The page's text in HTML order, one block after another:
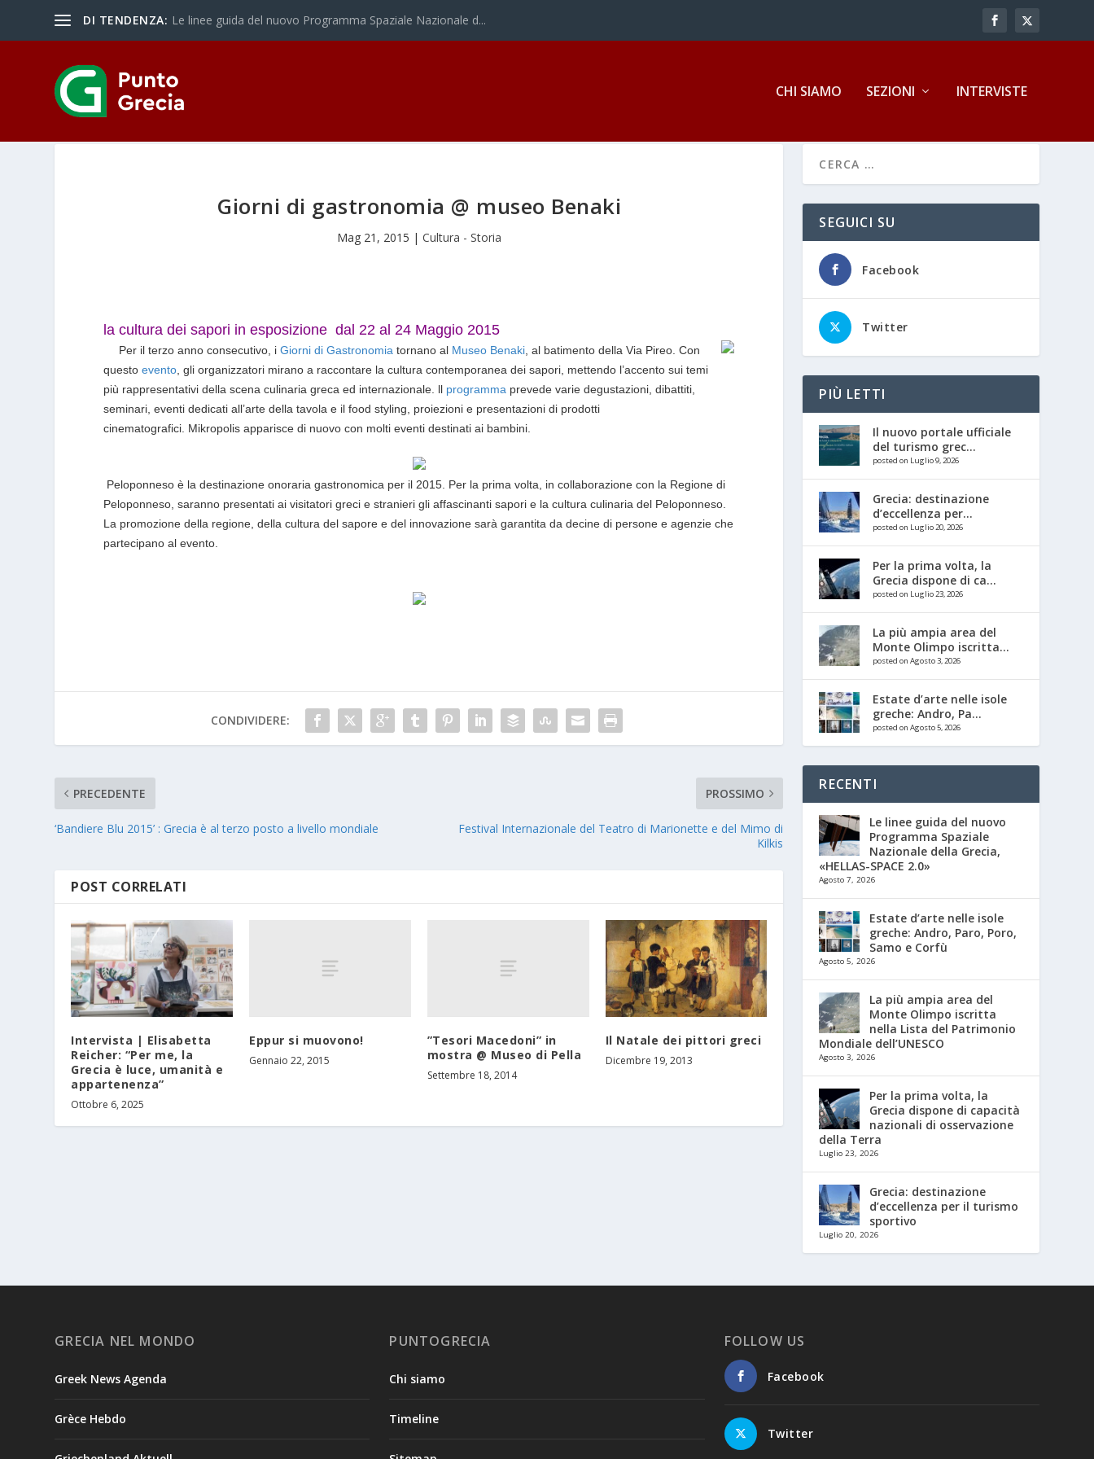
DI TENDENZA: Le linee guida del nuovo Programma Spaziale Nazionale d...
CHI SIAMO SEZIONI INTERVISTE
Giorni di gastronomia @ museo Benaki
Mag 21, 2015 | Cultura - Storia
la cultura dei sapori in esposizione dal 22 al 24 Maggio 2015
Per il terzo anno consecutivo, iGiorni di Gastronomia tornano al Museo Benaki , al batimento della Via Pireo. Con
questoevento , gli organizzatori mirano a raccontare la cultura contemporanea dei sapori, mettendo l’accento sui temi
più rappresentativi della scena culinaria greca ed internazionale. ll programma prevede varie degustazioni, dibattiti,
seminari, eventi dedicati all’arte della tavola e il food styling, proiezioni e presentazioni di prodotti
cinematografici. Mikropolis apparisce di nuovo con molti eventi destinati ai bambini.
Peloponneso è la destinazione onoraria gastronomica per il 2015. Per la prima volta, in collaborazione con la Regione di
Peloponneso, saranno presentati ai visitatori greci e stranieri gli affascinanti sapori e la cultura culinaria del Peloponneso.
La promozione della regione, della cultura del sapore e del innovazione sarà garantita da decine di persone e agenzie che
partecipano al evento.
CONDIVIDERE:
PRECEDENTE
‘Bandiere Blu 2015’ : Grecia è al terzo posto a livello mondiale
PROSSIMO
Festival Internazionale del Teatro di Marionette e del Mimo di
Kilkis
POST CORRELATI
Intervista | Elisabetta
Reicher: “Per me, la
Grecia è luce, umanità e
appartenenza”
Ottobre 6, 2025
Eppur si muovono!
Gennaio 22, 2015
”Tesori Macedoni” in
mostra @ Museo di Pella
Settembre 18, 2014
Il Natale dei pittori greci
Dicembre 19, 2013
SEGUICI SU
Facebook
Twitter
PIÙ LETTI
Il nuovo portale ufficiale
del turismo grec...
posted on Luglio 9, 2026
Grecia: destinazione
d’eccellenza per...
posted on Luglio 20, 2026
Per la prima volta, la
Grecia dispone di ca...
posted on Luglio 23, 2026
La più ampia area del
Monte Olimpo iscritta...
posted on Agosto 3, 2026
Estate d’arte nelle isole
greche: Andro, Pa...
posted on Agosto 5, 2026
RECENTI
Le linee guida del nuovo
Programma Spaziale
Nazionale della Grecia,
«HELLAS-SPACE 2.0»
Agosto 7, 2026
Estate d’arte nelle isole
greche: Andro, Paro, Poro,
Samo e Corfù
Agosto 5, 2026
La più ampia area del
Monte Olimpo iscritta
nella Lista del Patrimonio
Mondiale dell’UNESCO
Agosto 3, 2026
Per la prima volta, la
Grecia dispone di capacità
nazionali di osservazione
della Terra
Luglio 23, 2026
Grecia: destinazione
d’eccellenza per il turismo
sportivo
Luglio 20, 2026
GRECIA NEL MONDO
Greek News Agenda
Grèce Hebdo
PUNTOGRECIA
Chi siamo
Timeline
FOLLOW US
Facebook
Twitter